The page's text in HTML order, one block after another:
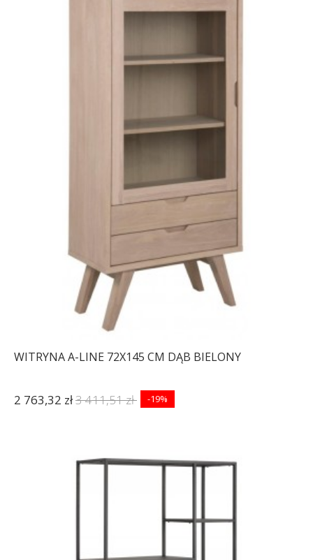
WITRYNA A-LINE 72X145 CM DĄB BIELONY
2 763,32 zł3 411,51 zł -19%